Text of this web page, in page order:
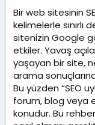
Bir web sitesinin
kelimelerle sınırlı
sitenizin Google
etkiler. Yavaş
yaşayan bir site,
arama
Bu yüzden “SEO
forum, blog veya
konudur. Bu